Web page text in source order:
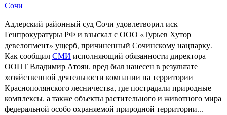
Сочи
Адлерский районный суд Сочи удовлетворил иск
Генпрокуратуры РФ и взыскал с ООО «Турьев Хутор
девелопмент» ущерб, причиненный Сочинскому нацпарку.
Как сообщилСМИ исполняющий обязанности директора
ООПТ Владимир Атоян, вред был нанесен в результате
хозяйственной деятельности компании на территории
Краснополянского лесничества, где пострадали природные
комплексы, а также объекты растительного и животного мира
федеральной особо охраняемой природной территории...